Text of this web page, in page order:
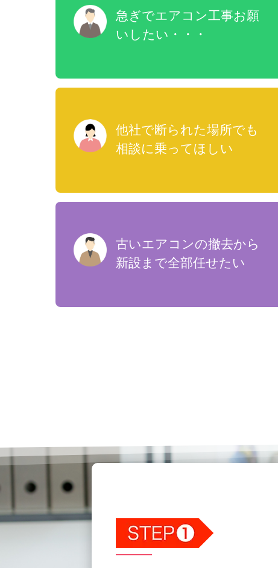
急ぎでエアコン工事お願
いしたい・・・
他社で断られた場所でも
相談に乗ってほしい
古いエアコンの撤去から
新設まで全部任せたい